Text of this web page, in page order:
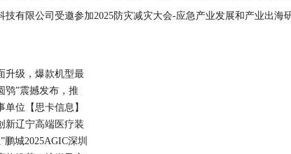
技有限公司受邀参加2025防灾减灾大会-应急产业发展和产业出海
升级，爆款机型最
鸮”震撼发布，推
位【思卡信息】
新辽宁高端医疗装
城2025AGIC深圳